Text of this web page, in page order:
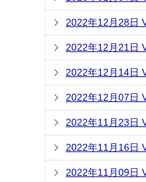
2022年12月28日
2022年12月21日
2022年12月14日
2022年12月07日
2022年11月23日
2022年11月16日
2022年11月09日